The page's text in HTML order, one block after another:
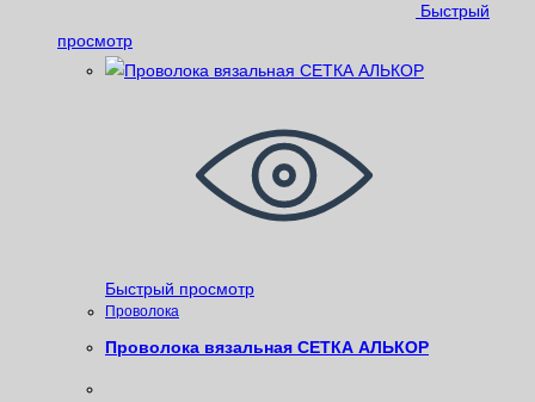
Быстрый
просмотр
Быстрый просмотр
Проволока
Проволока вязальная СЕТКА АЛЬКОР